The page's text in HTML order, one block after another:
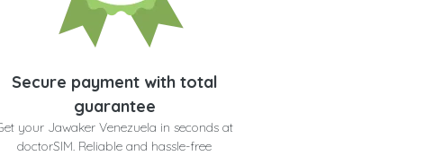
Secure payment with total
guarantee
your Jawaker Venezuela in seconds at
doctorSIM. Reliable and hassle-free